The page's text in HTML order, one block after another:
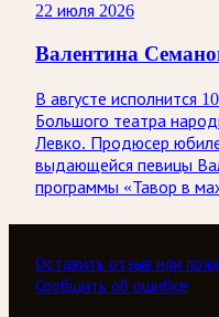
22 июля 2026
Валентина
В августе исполнится
Большого театра
Левко. Продюсер
выдающейся певицы
программы «Тавор в
Оставить отзыв или
Сообщить об ошибке